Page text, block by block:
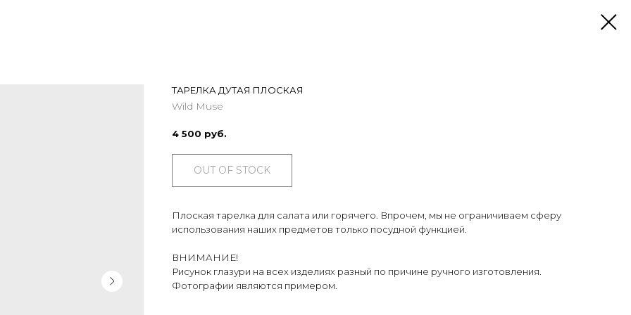
ТАРЕЛКА ДУТАЯ ПЛОСКАЯ
Wild Muse
4 500 руб.
OUT OF STOCK
Плоская тарелка для салата или горячего. Впрочем, мы не ограничиваем сферу
использования наших предметов только посудной функцией.
ВНИМАНИЕ!
Рисунок глазури на всех изделиях разный по причине ручного изготовления.
Фотографии являются примером.